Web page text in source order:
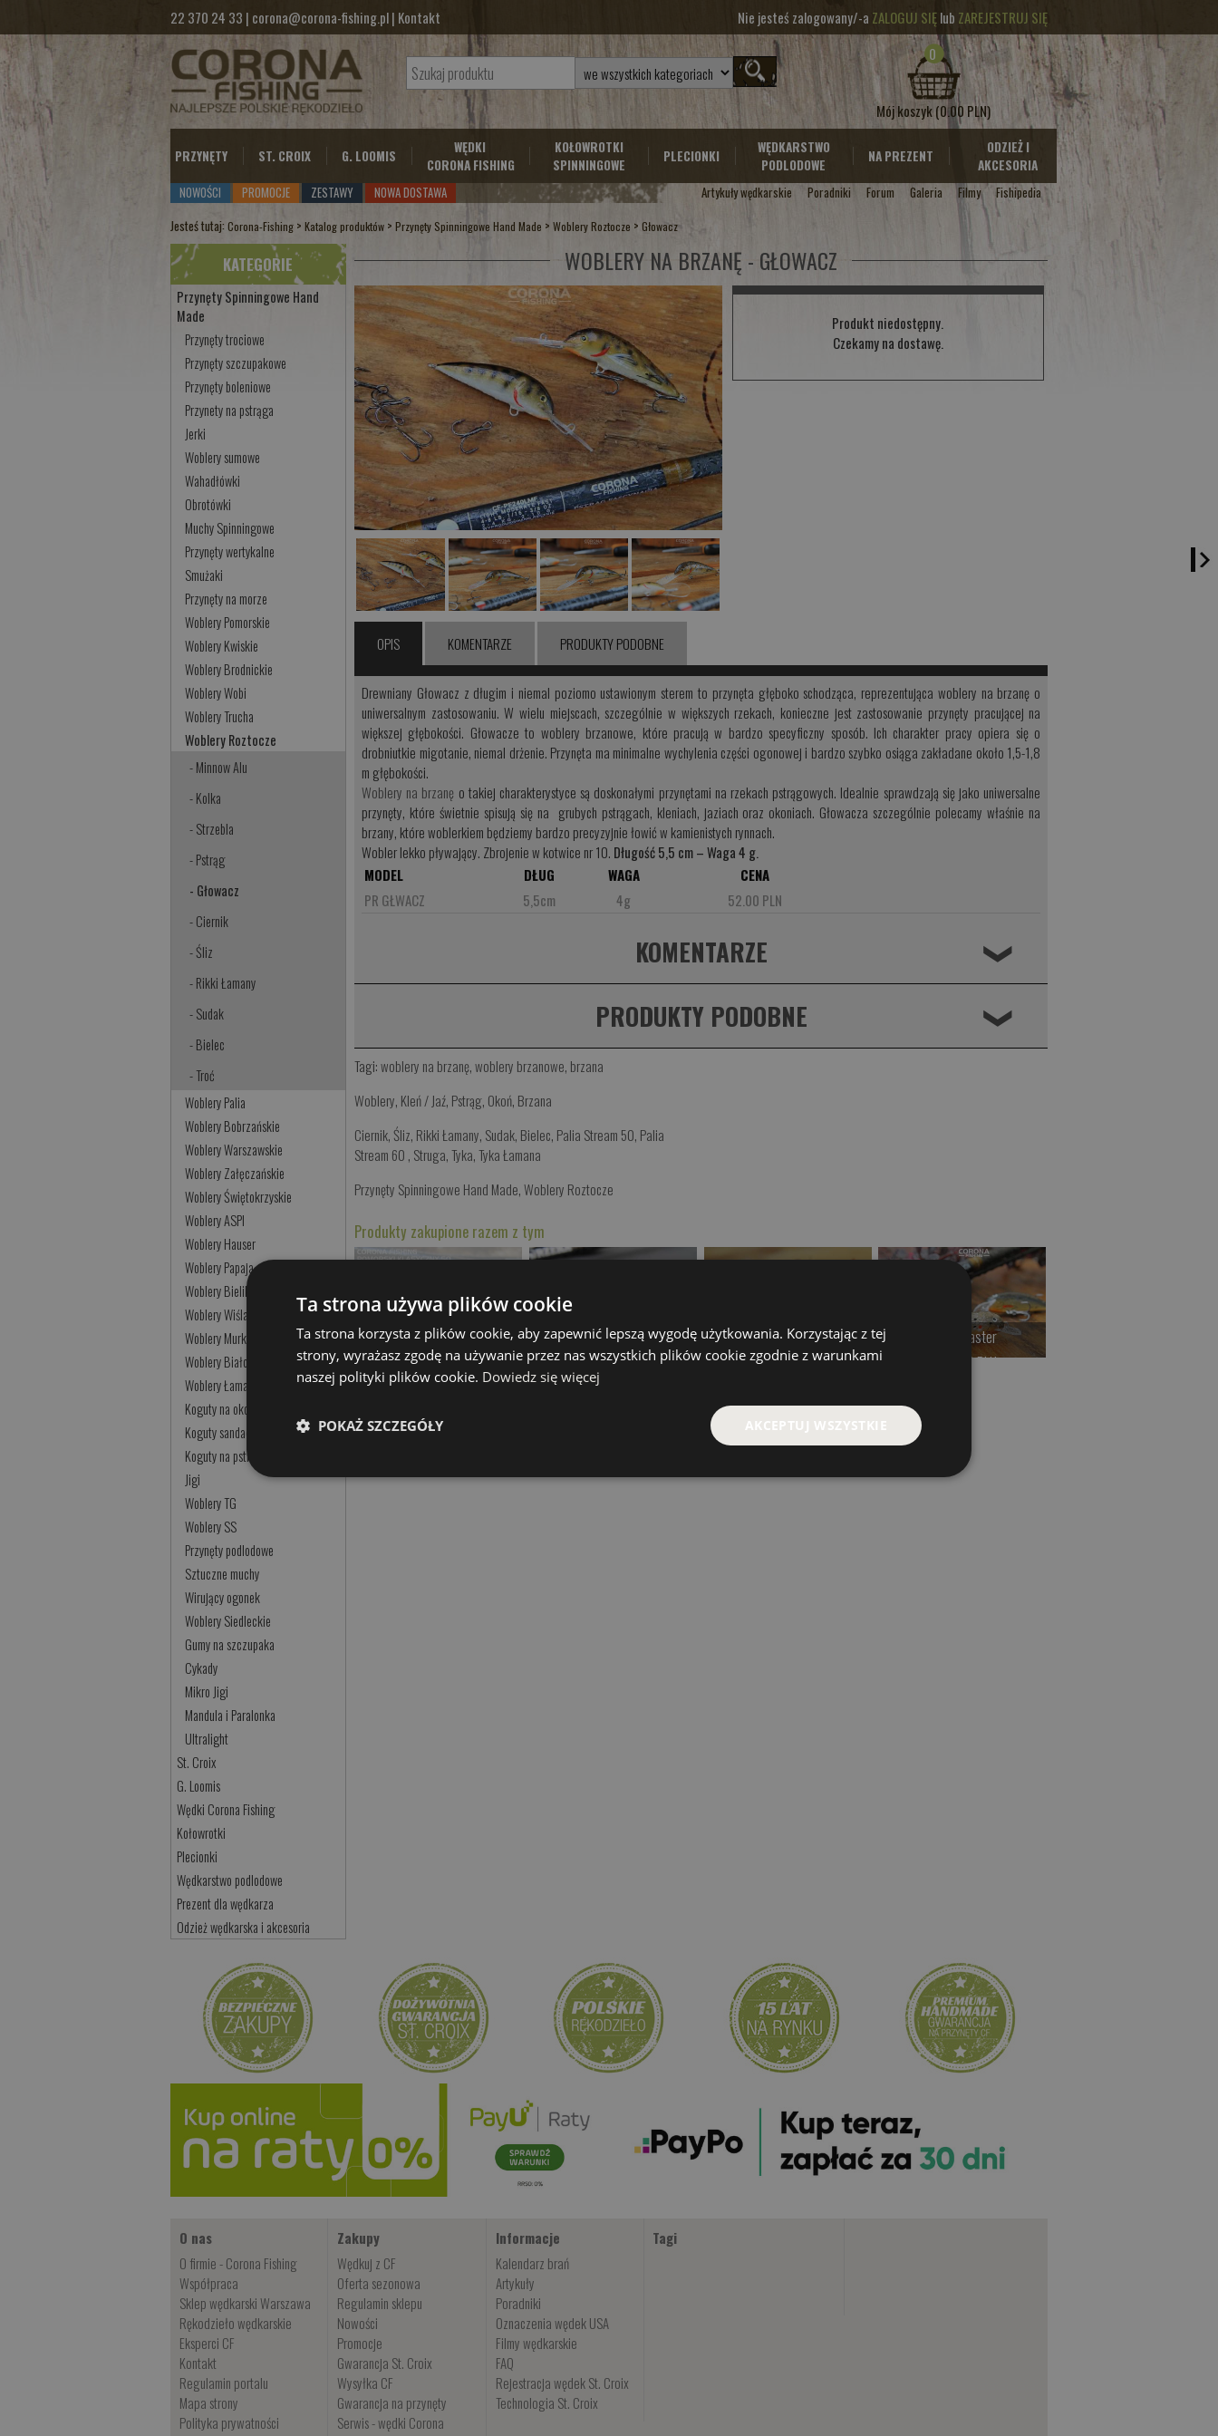
22 370 24 33 | corona@corona-fishing.pl| Kontakt Nie jesteś zalogowany/-a ZALOGUJ SIĘlub ZAREJESTRUJ SIĘ
0
Mój koszyk(0.00 PLN)
PRZYNĘTY ST. CROIX G. LOOMIS
WĘDKI
CORONA FISHING
KOŁOWROTKI
SPINNINGOWE
PLECIONKI
WĘDKARSTWO
PODLODOWE
NA PREZENT
ODZIEŻ I
AKCESORIA
NOWOŚCI
PROMOCJE ZESTAWY NOWA DOSTAWA Artykuły wędkarskie Poradniki Forum Galeria Filmy
Fishipedia
Jesteś tutaj: Corona-Fishing >Katalog produktów >Przynęty Spinningowe Hand Made >Woblery Roztocze > Głowacz
KATEGORIE
Przynęty Spinningowe Hand
Made
Przynęty trociowe
Przynęty szczupakowe
Przynęty boleniowe
Przynety na pstrąga
Jerki
Woblery sumowe
Wahadłówki
Obrotówki
Muchy Spinningowe
Przynęty wertykalne
Smużaki
Przynęty na morze
Woblery Pomorskie
Woblery Kwiskie
Woblery Brodnickie
Woblery Wobi
Woblery Trucha
Woblery Roztocze
- Minnow Alu
- Kolka
- Strzebla
- Pstrąg
- Głowacz
- Ciernik
- Śliz
- Rikki Łamany
- Sudak
- Bielec
- Troć
Woblery Palia
Woblery Bobrzańskie
Woblery Warszawskie
Woblery Załęczańskie
Woblery Świętokrzyskie
Woblery ASPI
Woblery Hauser
Woblery Papaja
Woblery Bielik
Woblery Wiślak
Woblery Murky Baits
Woblery Białostockie
Woblery Łamane
Koguty na okonia
Koguty sandaczowe
Koguty na pstrąga
Jigi
Woblery TG
Woblery SS
Przynęty podlodowe
Sztuczne muchy
Wirujący ogonek
Woblery Siedleckie
Gumy na szczupaka
Cykady
Mikro Jigi
Mandula i Paralonka
Ultralight
St. Croix
G. Loomis
Wędki Corona Fishing
Kołowrotki
Plecionki
Wędkarstwo podlodowe
Prezent dla wędkarza
Odzież wędkarska i akcesoria
WOBLERY NA BRZANĘ - GŁOWACZ
Produkt niedostępny.
Czekamy na dostawę.
OPIS KOMENTARZE PRODUKTY PODOBNE
Drewniany Głowacz z długim i niemal poziomo ustawionym sterem to przynęta głęboko schodząca, reprezentująca woblery na brzanę o
uniwersalnym zastosowaniu. W wielu miejscach, szczególnie w większych rzekach, konieczne jest zastosowanie przynęty pracującej na
większej głębokości. Głowacze to woblery brzanowe, które pracują w bardzo specyficzny sposób. Ich charakter pracy opiera się o
drobniutkie migotanie, niemal drżenie. Przynęta ma minimalne wychylenia części ogonowej i bardzo szybko osiąga zakładane około 1,5-1,8
m głębokości.
Woblery na brzanę o takiej charakterystyce są doskonałymi przynętami na rzekach pstrągowych. Idealnie sprawdzają się jako uniwersalne
przynęty, które świetnie spisują się na grubych pstrągach, kleniach, jaziach oraz okoniach. Głowacza szczególnie polecamy właśnie na
brzany, które woblerkiem będziemy bardzo precyzyjnie łowić w kamienistych rynnach.
Wobler lekko pływający. Zbrojenie w kotwice nr 10. Długość 5,5 cm – Waga 4 g.
MODEL
DŁUG WAGA
CENA
PR GŁWACZ
5,5cm 4g 52.00 PLN
KOMENTARZE ❮
PRODUKTY PODOBNE ❮
Tagi:woblery na brzanę,woblery brzanowe, brzana
Woblery, Kleń / Jaź, Pstrąg, Okoń, Brzana
Ciernik,Śliz, Rikki Łamany, Sudak, Bielec, Palia Stream 50, Palia
Stream 60 , Struga,Tyka,Tyka Łamana
Przynęty Spinningowe Hand Made,Woblery Roztocze
Produkty zakupione razem z tym
Klasyczny 5 cm
Czekamy na dostawę
MIGDAŁ 50
od 39.00 PLN
Kwiski Ciernik
od 42.00 PLN
Kup teraz >
Kwiski Raster
od 42.00 PLN
O nas
O firmie - Corona Fishing
Współpraca
Sklep wędkarski Warszawa
Rękodzieło wędkarskie
Eksperci CF
Kontakt
Regulamin portalu
Mapa strony
Polityka prywatności
Zakupy
Wędkuj z CF
Oferta sezonowa
Regulamin sklepu
Nowości
Promocje
Gwarancja St. Croix
Wysyłka CF
Gwarancja na przynęty
Serwis - wędki Corona
Informacje
Kalendarz brań
Artykuły
Poradniki
Oznaczenia wędek USA
Filmy wędkarskie
FAQ
Rejestracja wędek St. Croix
Technologia St. Croix
Tagi
Ta strona używa plików cookie
Ta strona korzysta z plików cookie, aby zapewnić lepszą wygodę użytkowania. Korzystając z tej
strony, wyrażasz zgodę na używanie przez nas wszystkich plików cookie zgodnie z warunkami
naszej polityki plików cookie. Dowiedz się więcej
AKCEPTUJ WSZYSTKIE
POKAŻ SZCZEGÓŁY